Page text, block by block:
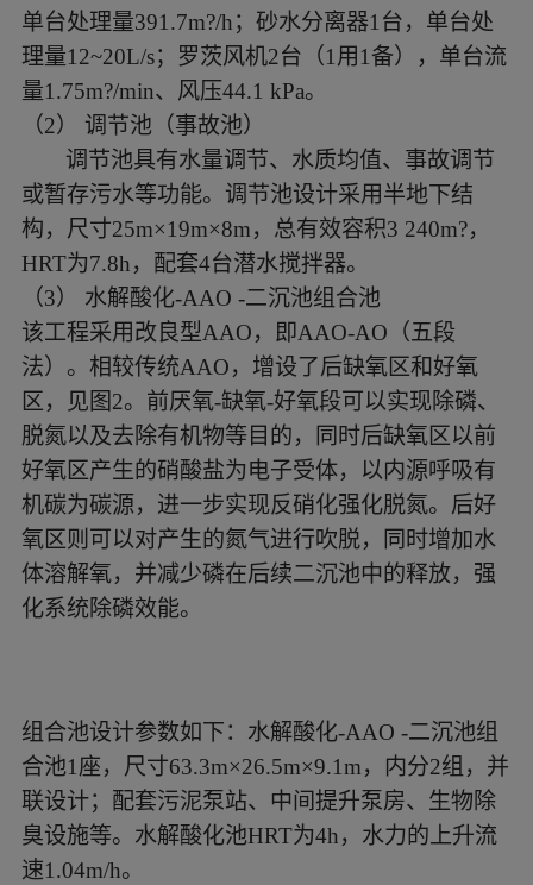
单台处理量391.7m?/h；砂水分离器1台，单台处
理量12~20L/s；罗茨风机2台（1用1备），单台流
量1.75m?/min、风压44.1 kPa。
（2）
调节池（事故池）
调节池具有水量调节、水质均值、事故调节
或暂存污水等功能。调节池设计采用半地下结
构，尺寸25m×19m×8m，总有效容积3 240m?，
HRT为7.8h，配套4台潜水搅拌器。
（3）
水解酸化-AAO -二沉池组合池
该工程采用改良型AAO，即AAO-AO（五段
法）。相较传统AAO，增设了后缺氧区和好氧
区，见图2。前厌氧-缺氧-好氧段可以实现除磷、
脱氮以及去除有机物等目的，同时后缺氧区以前
好氧区产生的硝酸盐为电子受体，以内源呼吸有
机碳为碳源，进一步实现反硝化强化脱氮。后好
氧区则可以对产生的氮气进行吹脱，同时增加水
体溶解氧，并减少磷在后续二沉池中的释放，强
化系统除磷效能。
组合池设计参数如下：水解酸化-AAO -二沉池组
合池1座，尺寸63.3m×26.5m×9.1m，内分2组，并
联设计；配套污泥泵站、中间提升泵房、生物除
臭设施等。水解酸化池HRT为4h，水力的上升流
速1.04m/h。